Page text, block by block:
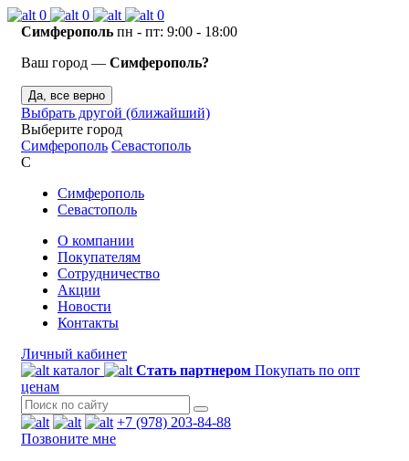
0 0
0
Симферополь пн - пт: 9:00 - 18:00
Ваш город — Симферополь?
Да, все верно
Выбрать другой (ближайший)
Выберите город
Симферополь Севастополь
С
Симферополь
Севастополь
О компании
Покупателям
Сотрудничество
Акции
Новости
Контакты
Личный кабинет
каталог
Стать партнером Покупать по опт
ценам
+7 (978) 203-84-88
Позвоните мне